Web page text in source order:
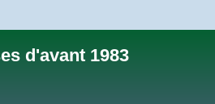
d'avant 1983